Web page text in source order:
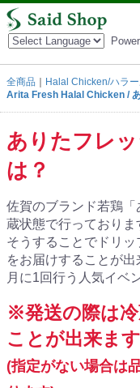
全商品
Halal Chicken/ハラ
Arita Fresh Halal Chicken /
ありたフレ
は？
佐賀のブランド若鶏
蔵状態で行っておりま
そうすることでドリ
をお届けすることが出
月に1回行う人気イベ
※発送の際は
ことが出来ます
(指定がない場合は